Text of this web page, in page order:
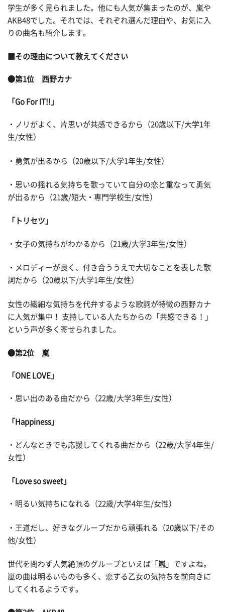
学生が多く見られました。他にも人気が集まったのが、嵐や
AKB48でした。それでは、それぞれ選んだ理由や、お気に入
りの曲名も紹介します。
■その理由について教えてください
●第1位 西野カナ
「Go For IT!!」
・ノリがよく、片思いが共感できるから（20歳以下/大学1年
生/女性）
・勇気が出るから（20歳以下/大学1年生/女性）
・思いの揺れる気持ちを歌っていて自分の恋と重なって勇気
が出るから（21歳/短大・専門学校生/女性）
「トリセツ」
・女子の気持ちがわかるから（21歳/大学3年生/女性）
・メロディーが良く、付き合ううえで大切なことを表した歌
詞だから（20歳以下/大学1年生/女性）
女性の繊細な気持ちを代弁するような歌詞が特徴の西野カナ
に人気が集中！ 支持している人たちからの「共感できる！」
という声が多く寄せられました。
●第2位 嵐
「ONE LOVE」
・思い出のある曲だから（22歳/大学3年生/女性）
「Happiness」
・どんなときでも応援してくれる曲だから（22歳/大学4年生/
女性）
「Love so sweet」
・明るい気持ちになれる（22歳/大学4年生/女性）
・王道だし、好きなグループだから頑張れる（20歳以下/その
他/女性）
世代を問わず人気絶頂のグループといえば「嵐」ですよね。
嵐の曲は明るいものも多く、恋する乙女の気持ちを前向きに
してくれるようです。